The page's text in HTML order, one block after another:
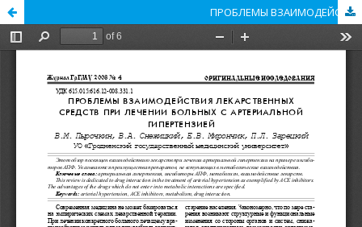
ПРОБЛЕМЫ ВЗАИМОДЕЙСТВИЯ ЛЕКАРСТВЕННЫХ СРЕДСТВ ПРИ ЛЕЧЕНИИ БОЛЬНЫХ С АРТЕРИАЛЬНОЙ ГИПЕРТЕНЗИЕЙ